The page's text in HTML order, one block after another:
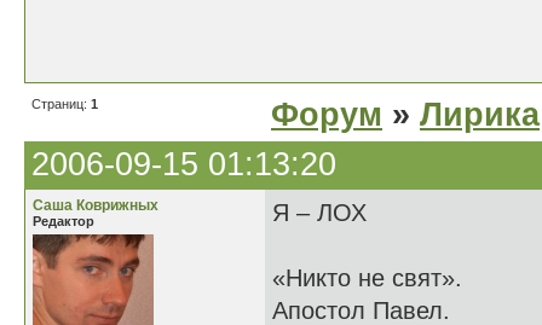
Страниц: 1 Форум » Лирика
2006-09-15 01:13:20
Саша Коврижных
Редактор Я – ЛОХ
«Никто не свят».
Апостол Павел.